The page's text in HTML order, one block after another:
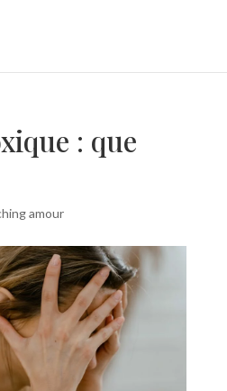
: que
amour